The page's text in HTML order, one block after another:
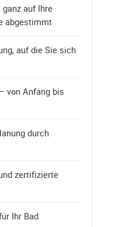
auf Ihre
abgestimmt
auf die Sie sich
von Anfang bis
durch
zertifizierte
Ihr Bad